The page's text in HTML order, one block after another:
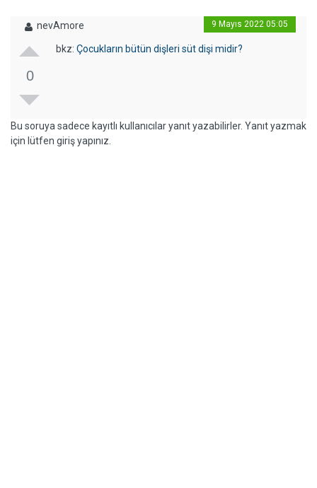
nevAmore 9 Mayıs 2022 05:05
0
bkz: Çocukların bütün dişleri süt dişi midir?
Bu soruya sadece kayıtlı kullanıcılar yanıt yazabilirler. Yanıt yazmak
için lütfen giriş yapınız.